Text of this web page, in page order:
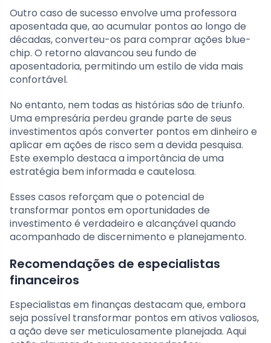
Outro caso de sucesso envolve uma professora
aposentada que, ao acumular pontos ao longo de
décadas, converteu-os para comprar ações blue-
chip. O retorno alavancou seu fundo de
aposentadoria, permitindo um estilo de vida mais
confortável.
No entanto, nem todas as histórias são de triunfo.
Uma empresária perdeu grande parte de seus
investimentos após converter pontos em dinheiro e
aplicar em ações de risco sem a devida pesquisa.
Este exemplo destaca a importância de uma
estratégia bem informada e cautelosa.
Esses casos reforçam que o potencial de
transformar pontos em oportunidades de
investimento é verdadeiro e alcançável quando
acompanhado de discernimento e planejamento.
Recomendações de especialistas
financeiros
Especialistas em finanças destacam que, embora
seja possível transformar pontos em ativos valiosos,
a ação deve ser meticulosamente planejada. Aqui